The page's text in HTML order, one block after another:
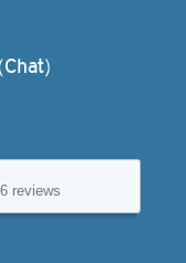
reviews